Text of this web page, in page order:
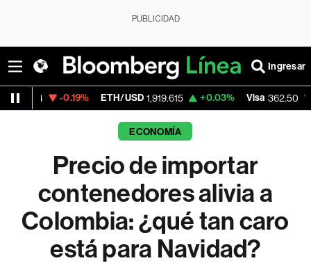
PUBLICIDAD
Ingresar
ETH/USD 1,919.615 +0.03% Visa 362.50 -2.15%
ECONOMÍA
Precio de importar
contenedores alivia a
Colombia: ¿qué tan caro
está para Navidad?